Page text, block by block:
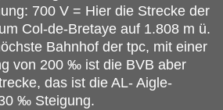
700 V = Hier die Strecke der
Col-de-Bretaye auf 1.808 m ü.
Bahnhof der tpc, mit einer
von 200 ‰ ist die BVB aber
das ist die AL- Aigle-
‰ Steigung.